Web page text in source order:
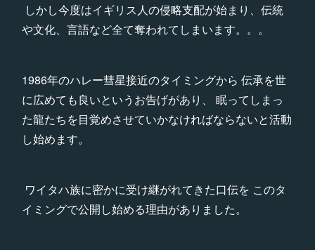
しかし今度はイギリス人の侵略支配が始まり、伝統
や文化、言語など全て奪われてしまいます。。。
1986年のハレー彗星接近のタイミングから 伝承を世
に広めても良いというお告げがあり、 眠ってしまっ
た龍たちを目覚めさせていかなければならないと活動
し始めます。
ワイタハ族に密かに受け継がれてきた口伝を このタ
イミングで公開し始める理由がありました。